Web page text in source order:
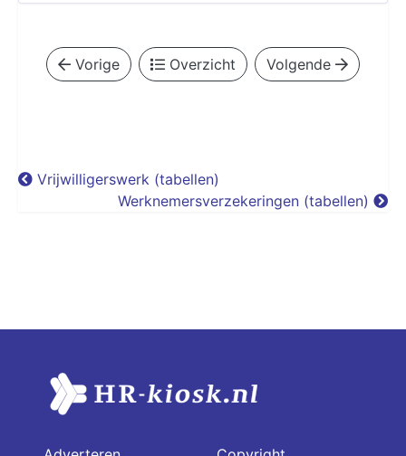
Vorige Overzicht Volgende
Vrijwilligerswerk (tabellen)
Werknemersverzekeringen (tabellen)